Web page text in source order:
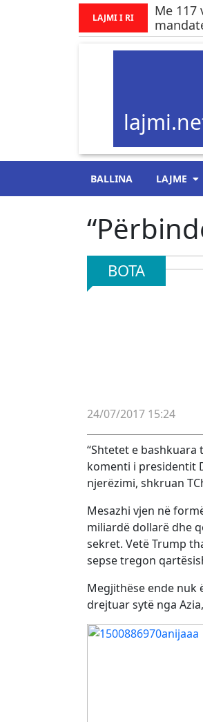
LAJMI I RI
Me
BALLINA LAJME
BOTA
24/07/2017 15:24
“Shtetet e bashkuara
komenti i presidentit
njerëzimi, shkruan
Mesazhi vjen në
miliardë dollarë dhe
sekret. Vetë Trump
sepse tregon
Megjithëse ende nuk
drejtuar sytë nga